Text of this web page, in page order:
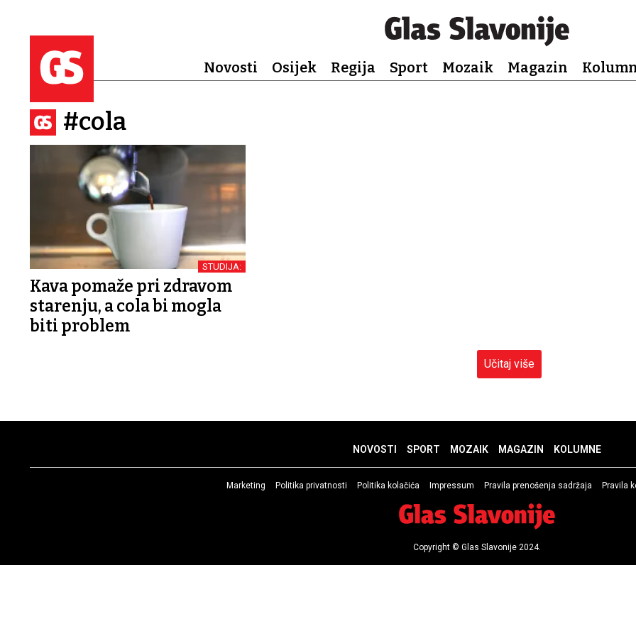
Novosti Osijek Regija Sport Mozaik Magazin
#cola
STUDIJA:
Kava pomaže pri zdravom
starenju, a cola bi mogla
biti problem
Učitaj više
NOVOSTI SPORT MOZAIK MAGAZIN KOLUMNE
Marketing Politika privatnosti Politika kolačića Impressum Pravila prenošenja sadržaja Pravila
Copyright © Glas Slavonije 2024.